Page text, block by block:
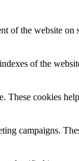
the website
of the
cookies
campaigns.